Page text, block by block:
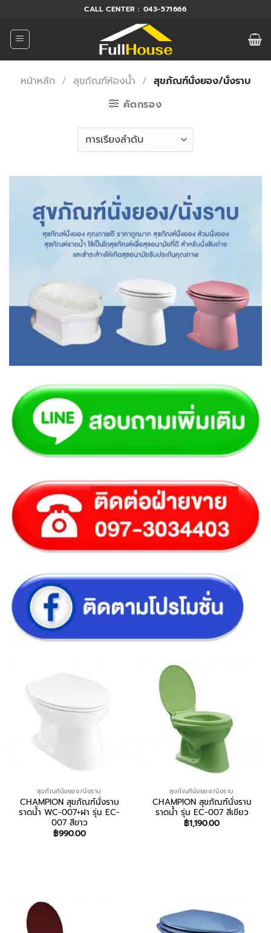
ยัง
เนื้อหา
CALL CENTER : 043-571666
หน้าหลัก / สุขภัณฑ์ห้องน้ำ / สุขภัณฑ์นั่งยอง/นั่งราบ
คัดกรอง
สุขภัณฑ์นั่งยอง/นั่งราบ
CHAMPION สุขภัณฑ์นั่งราบ
ราดน้ำ WC-007+ฝา รุ่น EC-
007 สีขาว
฿990.00
สุขภัณฑ์นั่งยอง/นั่งราบ
CHAMPION สุขภัณฑ์นั่งราบ
ราดน้ำ รุ่น EC-007 สีเขียว
฿1,190.00